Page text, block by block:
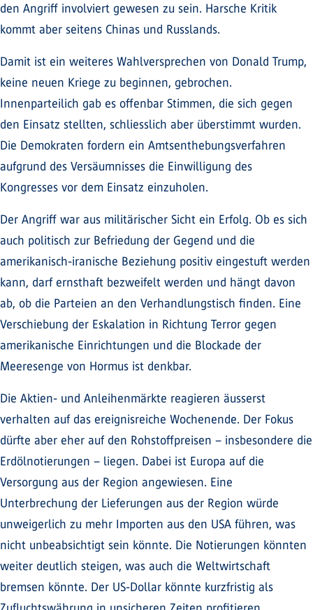
den Angriff involviert gewesen zu sein. Harsche Kritik
kommt aber seitens Chinas und Russlands.
Damit ist ein weiteres Wahlversprechen von Donald Trump,
keine neuen Kriege zu beginnen, gebrochen.
Innenparteilich gab es offenbar Stimmen, die sich gegen
den Einsatz stellten, schliesslich aber überstimmt wurden.
Die Demokraten fordern ein Amtsenthebungsverfahren
aufgrund des Versäumnisses die Einwilligung des
Kongresses vor dem Einsatz einzuholen.
Der Angriff war aus militärischer Sicht ein Erfolg. Ob es sich
auch politisch zur Befriedung der Gegend und die
amerikanisch-iranische Beziehung positiv eingestuft werden
kann, darf ernsthaft bezweifelt werden und hängt davon
ab, ob die Parteien an den Verhandlungstisch finden. Eine
Verschiebung der Eskalation in Richtung Terror gegen
amerikanische Einrichtungen und die Blockade der
Meeresenge von Hormus ist denkbar.
Die Aktien- und Anleihenmärkte reagieren äusserst
verhalten auf das ereignisreiche Wochenende. Der Fokus
dürfte aber eher auf den Rohstoffpreisen – insbesondere die
Erdölnotierungen – liegen. Dabei ist Europa auf die
Versorgung aus der Region angewiesen. Eine
Unterbrechung der Lieferungen aus der Region würde
unweigerlich zu mehr Importen aus den USA führen, was
nicht unbeabsichtigt sein könnte. Die Notierungen könnten
weiter deutlich steigen, was auch die Weltwirtschaft
bremsen könnte. Der US-Dollar könnte kurzfristig als